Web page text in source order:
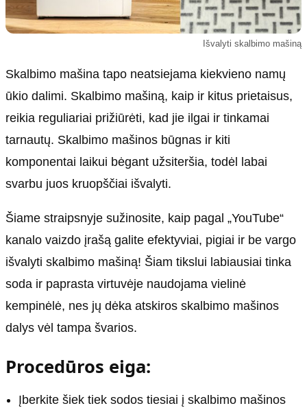
Kontaktai
Redakcinė politika
Išvalyti skalbimo mašiną
Skalbimo mašina tapo neatsiejama kiekvieno namų
ūkio dalimi. Skalbimo mašiną, kaip ir kitus prietaisus,
reikia reguliariai prižiūrėti, kad jie ilgai ir tinkamai
tarnautų. Skalbimo mašinos būgnas ir kiti
komponentai laikui bėgant užsiteršia, todėl labai
svarbu juos kruopščiai išvalyti.
Šiame straipsnyje sužinosite, kaip pagal „YouTube“
kanalo vaizdo įrašą galite efektyviai, pigiai ir be vargo
išvalyti skalbimo mašiną! Šiam tikslui labiausiai tinka
soda ir paprasta virtuvėje naudojama vielinė
kempinėlė, nes jų dėka atskiros skalbimo mašinos
dalys vėl tampa švarios.
Procedūros eiga:
Įberkite šiek tiek sodos tiesiai į skalbimo mašinos